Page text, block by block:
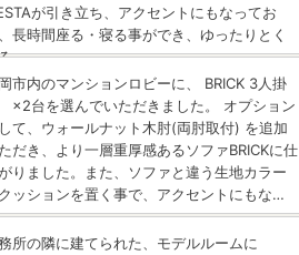
が引き立ち、アクセントにもなってお
長時間座る・寝る事ができ、ゆったりとく
…
市内のマンションロビーに、 BRICK 3人掛
×2台を選んでいただきました。 オプション
て、ウォールナット木肘(両肘取付) を追加
だき、より一層重厚感あるソファBRICKに仕
がりました。また、ソファと違う生地カラー
ッションを置く事で、アクセントにもな…
所の隣に建てられた、モデルルームに